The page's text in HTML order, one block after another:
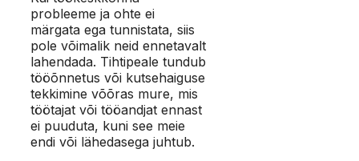
probleeme ja ohte ei
märgata ega tunnistata, siis
pole võimalik neid ennetavalt
lahendada. Tihtipeale tundub
tööõnnetus või kutsehaiguse
tekkimine võõras mure, mis
töötajat või tööandjat ennast
ei puuduta, kuni see meie
endi või lähedasega juhtub.